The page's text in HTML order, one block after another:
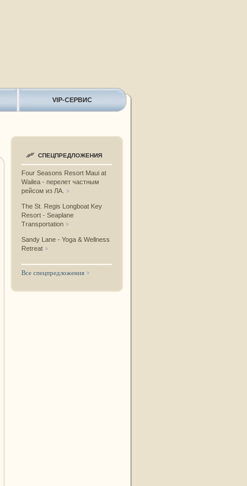
VIP-СЕРВИС
СПЕЦПРЕДЛОЖЕНИЯ
Four Seasons Resort Maui at
Wailea - перелет частным
рейсом из ЛА.
The St. Regis Longboat Key
Resort - Seaplane
Transportation
Sandy Lane - Yoga & Wellness
Retreat
Все спецпредложения